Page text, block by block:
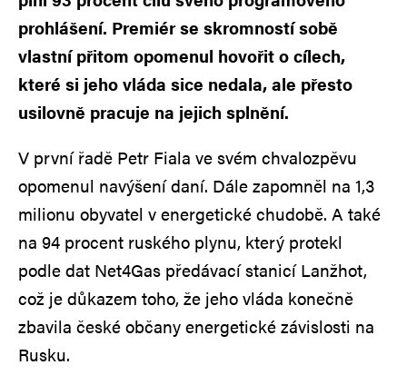
prohlášení. Premiér se skromností sobě
vlastní přitom opomenul hovořit o cílech,
které si jeho vláda sice nedala, ale přesto
usilovně pracuje na jejich splnění.
V první řadě Petr Fiala ve svém chvalozpěvu
opomenul navýšení daní. Dále zapomněl na 1,3
milionu obyvatel v energetické chudobě. A také
na 94 procent ruského plynu, který protekl
podle dat Net4Gas předávací stanicí Lanžhot,
což je důkazem toho, že jeho vláda konečně
zbavila české občany energetické závislosti na
Rusku.